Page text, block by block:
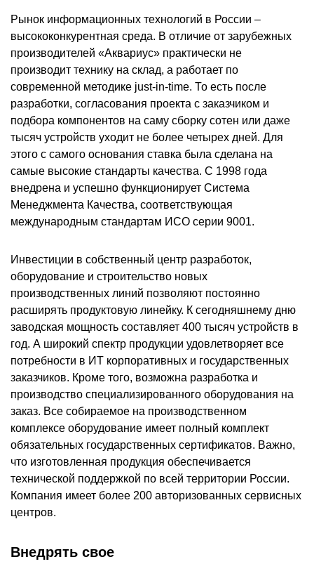
Рынок информационных технологий в России –
высококонкурентная среда. В отличие от зарубежных
производителей «Аквариус» практически не
производит технику на склад, а работает по
современной методике just-in-time. То есть после
разработки, согласования проекта с заказчиком и
подбора компонентов на саму сборку сотен или даже
тысяч устройств уходит не более четырех дней. Для
этого с самого основания ставка была сделана на
самые высокие стандарты качества. С 1998 года
внедрена и успешно функционирует Система
Менеджмента Качества, соответствующая
международным стандартам ИСО серии 9001.
Инвестиции в собственный центр разработок,
оборудование и строительство новых
производственных линий позволяют постоянно
расширять продуктовую линейку. К сегодняшнему дню
заводская мощность составляет 400 тысяч устройств в
год. А широкий спектр продукции удовлетворяет все
потребности в ИТ корпоративных и государственных
заказчиков. Кроме того, возможна разработка и
производство специализированного оборудования на
заказ. Все собираемое на производственном
комплексе оборудование имеет полный комплект
обязательных государственных сертификатов. Важно,
что изготовленная продукция обеспечивается
технической поддержкой по всей территории России.
Компания имеет более 200 авторизованных сервисных
центров.
Внедрять свое